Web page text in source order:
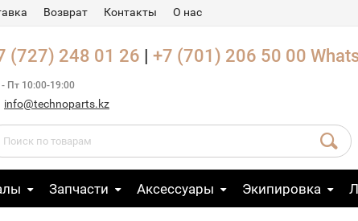
Возврат Контакты О нас
(727) 248 01 26 | +7 (701) 206 50 00
Пт 10:00-19:00
info@technoparts.kz
Запчасти Аксессуары Экипировка